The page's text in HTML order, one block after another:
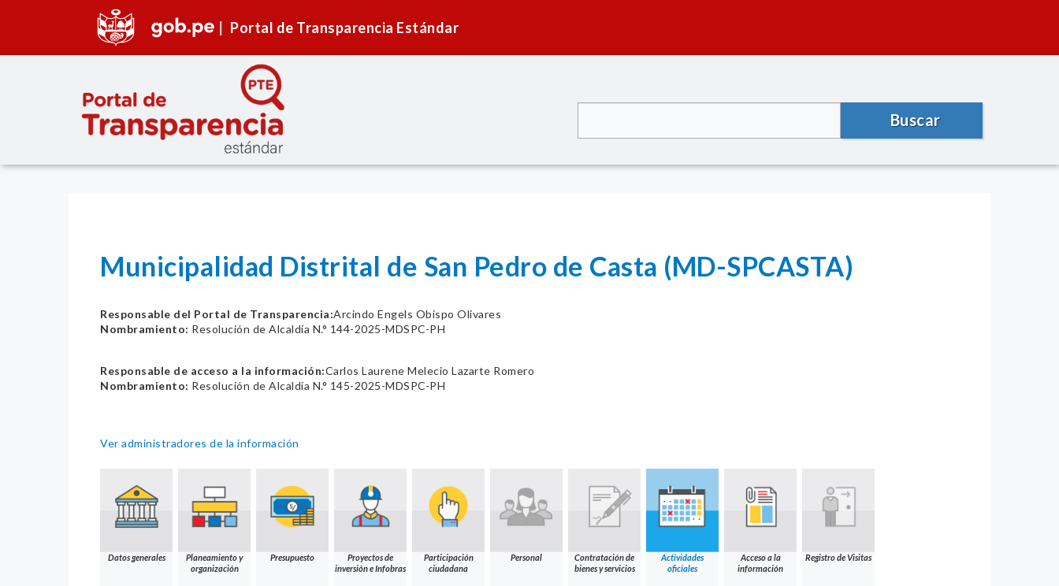
Portal de Transparencia Estándar
Buscar
Municipalidad Distrital de San Pedro de Casta (MD-SPCASTA)
Responsable del Portal de Transparencia:Arcindo Engels Obispo Olivares
Nombramiento: Resolución de Alcaldía N.° 144-2025-MDSPC-PH
Responsable de acceso a la información:Carlos Laurene Melecio Lazarte Romero
Nombramiento: Resolución de Alcaldía N.° 145-2025-MDSPC-PH
Ver administradores de la información
Datos generales
Planeamiento y
organización
Presupuesto
Proyectos de
inversión e Infobras
Participación
ciudadana
Personal
Contratación de
bienes y servicios
Actividades
oficiales
Acceso a la
información
Registro de Visitas